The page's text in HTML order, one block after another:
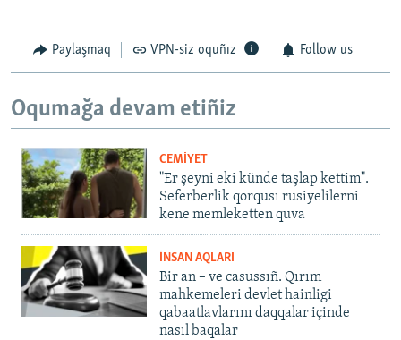
Paylaşmaq VPN-siz oquñız Follow us
Oqumağa devam etiñiz
CEMİYET
"Er şeyni eki künde taşlap kettim".
Seferberlik qorqusı rusiyelilerni
kene memleketten quva
İNSAN AQLARI
Bir an – ve casussıñ. Qırım
mahkemeleri devlet hainligi
qabaatlavlarını daqqalar içinde
nasıl baqalar